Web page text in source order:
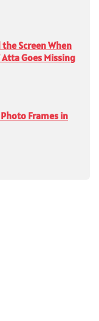
Screen When
Goes Missing
Frames in